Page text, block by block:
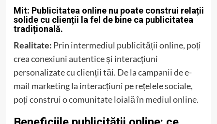
Mit: Publicitatea online nu poate construi relații
solide cu clienții la fel de bine ca publicitatea
tradițională.
Realitate: Prin intermediul publicității online, poți
crea conexiuni autentice și interacțiuni
personalizate cu clienții tăi. De la campanii de e-
mail marketing la interacțiuni pe rețelele sociale,
poți construi o comunitate loială în mediul online.